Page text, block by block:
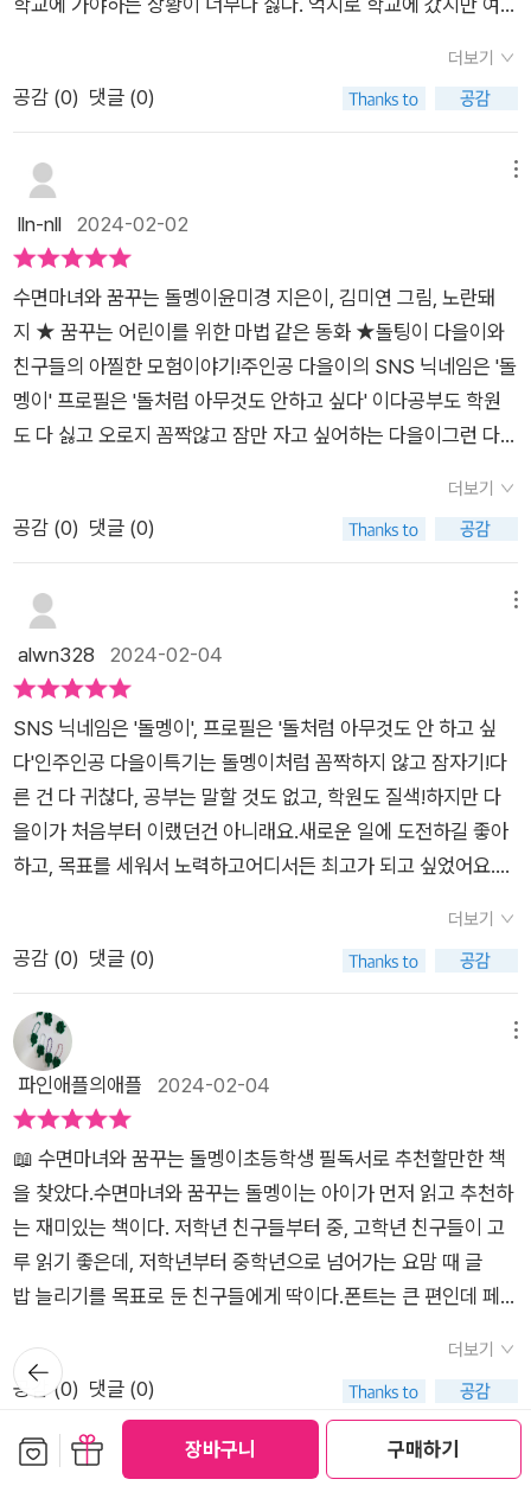
장바구니 구매하기
긴 듯한 한결이까지 모든 것이 힘든 와중에 깨톡으로 ‘수면마
녀’에게 친구추가 요청이 온다. 그리고 선물로 도착한 나무늘보
있다. 여기서 만난 수면마녀는 마음껏 자면 된다고 하는데.. 과연
해서 글밥 늘리기 좋은 동화였다. 주인공이 초4학년이기도 하지
있는 것이 더 많을 동화이다. 모든것이 힘들고 학교도 학원도 무
의미 한것 같고 가고 싶지 않을 때 이 책을 읽으면 딱 동기부여가
될 것 같다. 아무것도 안하면 아무것도 얻을 수 없다. 책 속에 나
오는 다을이, 예슬이, 한결이는 스스로 상황을 극복하기 위해 최
선을 다한다. 그렇게 아이들의 힘으로 하나씩 해결해 나가는데 내
용이 무척 몰입도가 높아서 푹 빠져서 읽었다. 이 책을 통해 꿈을
이루기 위해서는 가만히 있지 않고 스스로 노력해야 한다는 것을
수면마녀에게 분노하기도 하고, 친구들 부분에서는 안타까워 하
기도 했다. 함께 해쳐나가는 부분에서는 마치 주인공이 된 듯했
다. 아이도 함께 즐겁게 읽은 책이었다.
더보기
공감 (0) 댓글 (0)
lln-nll 2024-02-02
수면마녀와 꿈꾸는 돌멩이윤미경 지은이, 김미연 그림, 노란돼
지 ★ 꿈꾸는 어린이를 위한 마법 같은 동화 ★돌팅이 다을이와
친구들의 아찔한 모험이야기!주인공 다을이의 SNS 닉네임은 '돌
멩이' 프로필은 '돌처럼 아무것도 안하고 싶다' 이다공부도 학원
도 다 싫고 오로지 꼼짝않고 잠만 자고 싶어하는 다을이그런 다을
무것도 하지 않고 잠만 자면 되고, 자면서 꿈을 꾸면 뭐든 원하는
데로 이루어지는 드림랜드!다을이와 친구들은 드림랜드에서 신
무시한 계획을 알게되는데,,,다들이와 친구들은 수면마녀에게 빼
망이 담긴 꿈' 두가지의 뜻이 있다 이 책은 그 꿈에서부터 시작됐
로 무기력에 빠져 소아우울증을 앓고 있는 아이들이 증가하는 추
가인데다을이를 통해 꿈을 잃지 않고, 그 꿈을 이루기 위해 도전
하고 노력하는 것이 얼마나 소중한 것인지를 배울수 있는 동화이
다.초등 중~고학년 추천 도서로 글밥 늘리기에도 딱!오늘도 꿈을
꾸기 위해 노력하는 모든 아이들을 응원하며 초등필독서로 추천
한다♥[출판사로부터 도서를 제공받아 주관적으로 작성 된 후기
입니다]
더보기
공감 (0) 댓글 (0)
alwn328 2024-02-04
SNS 닉네임은 '돌멩이', 프로필은 '돌처럼 아무것도 안 하고 싶
다'인주인공 다을이특기는 돌멩이처럼 꼼짝하지 않고 잠자기!다
른 건 다 귀찮다, 공부는 말할 것도 없고, 학원도 질색!하지만 다
을이가 처음부터 이랬던건 아니래요.새로운 일에 도전하길 좋아
하고, 목표를 세워서 노력하고어디서든 최고가 되고 싶었어요.그
강력한 라이벌인 예슬이와 무슨일이 있었을까요?'깨톡'낯선 아이
디가 '친구 신청'을 해 왔다'수면마녀?''잠꾸러기 환영!' 마음에 쏙
렀다.기다렸다는 듯 총알같이 메세지가 날아왔고친구가 된 기념
으로 선물을 하나 보내 준다고 메시지가 왔다.집으로 돌아오니 처
음 보는 인형이 있었다.수면마녀로 부터 온 선물은 나무늘보 인형
라,드림랜드로 초대했어요.수면마녀는 달콤한 잠을 잘 줄 아는 특
별한 아이들을 위한 나라라고 하였어요.아무것도 하지 않고 그저
잠만 자면 되고,자면서 꿈을 꾸면 뭐든 원하는 대로 이루어진다고
하였어요.다올이는 드림랜드의 비밀을 파헤치기 시작하였고수면
마녀의 엄청난 계획이 드러나기 시작했답니다.다올이는 드림랜
드를 탈출 할 수 있을까요?​꿈을 이루기 위한 노력을 하고 있나
요?이런 질문을 하면 대답을 하기 힘들죠.다올이와 친구들은 드
림랜드를 탈출하면 자신만의 꿈을 찾으려고 한답니다.​꿈을 이루
기 위한 노력을 하는초등 중~고학년 아이들이 읽기 좋은 책이었
어요.책을 보자마자 자기도 읽고 싶어했던 둘째이제 2학년이 되
더보기
공감 (0) 댓글 (0)
파인애플의애플 2024-02-04
📖 수면마녀와 꿈꾸는 돌멩이초등학생 필독서로 추천할만한 책
을 찾았다.수면마녀와 꿈꾸는 돌멩이는 아이가 먼저 읽고 추천하
는 재미있는 책이다. 저학년 친구들부터 중, 고학년 친구들이 고
루 읽기 좋은데, 저학년부터 중학년으로 넘어가는 요맘 때 글
밥 늘리기를 목표로 둔 친구들에게 딱이다.폰트는 큰 편인데 페이
럽게 글밥 늘리는 기회가 될 것이다. 소아 우울증을 겪은 주인
공 다을의 꿈은 돌멩이가 되는 거라고 한다. 항간에 떠돌던 카
톡 프로필이 떠올랐다. 돌 사진을 올리고 아무것도 안하고 싶다했
던 그 내용이 생각나면서 우울증을 겪은 다을이의 안타까움이 느
더보기
공감 (0) 댓글 (0)
뒤로가
기